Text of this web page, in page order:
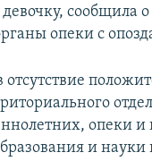
сообщила о
опеки с
отсутствие
опеки и
и науки